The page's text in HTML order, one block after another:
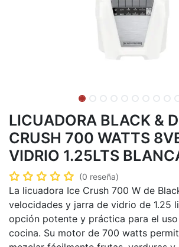
LICUADORA BLACK &
CRUSH 700 WATTS
VIDRIO 1.25LTS
(0 reseña)
La licuadora Ice Crush 700 W de
velocidades y jarra de vidrio de 1.25
opción potente y práctica para el uso
cocina. Su motor de 700 watts